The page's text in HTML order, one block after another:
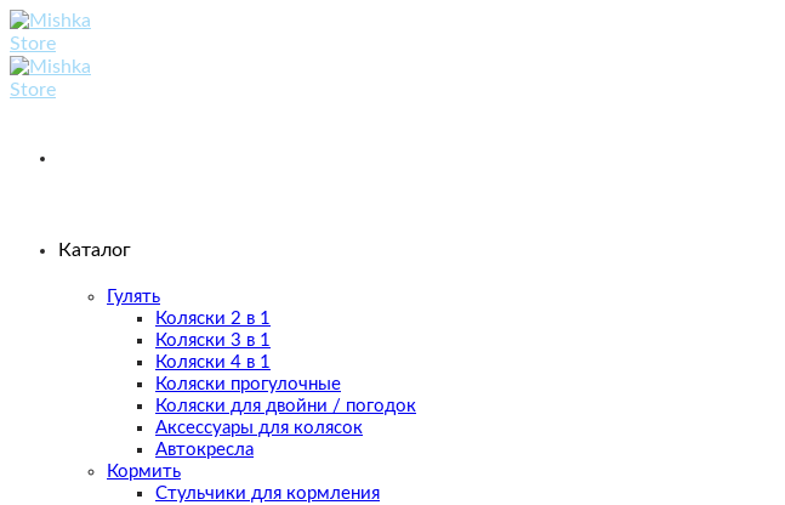
Skip
to
content
Каталог
Гулять
Коляски 2 в 1
Коляски 3 в 1
Коляски 4 в 1
Коляски прогулочные
Коляски для двойни / погодок
Аксессуары для колясок
Автокресла
Кормить
Стульчики для кормления